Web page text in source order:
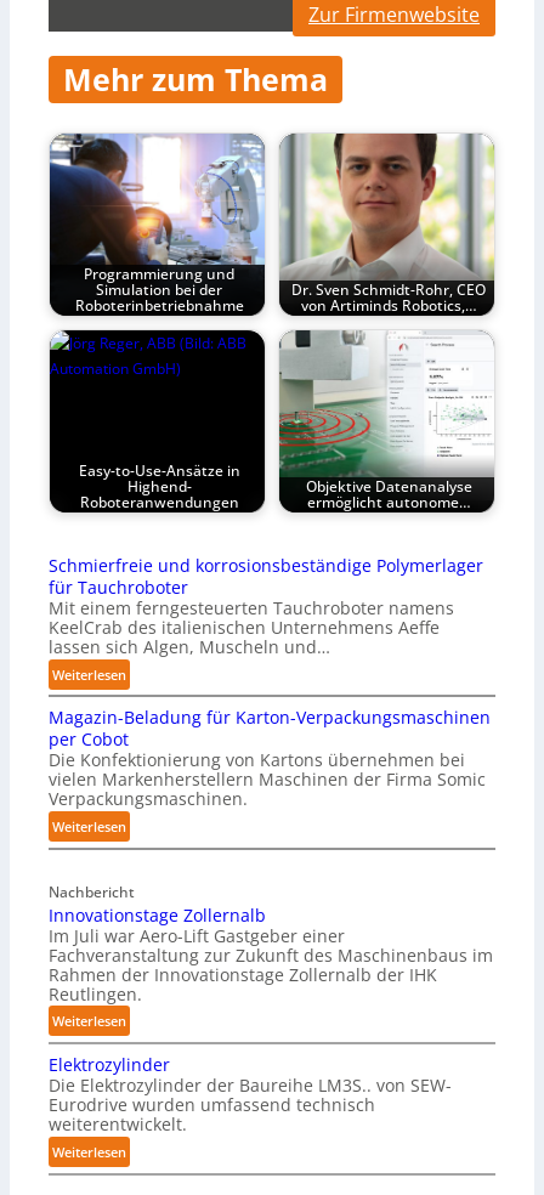
Zur Firmenwebsite
Mehr zum Thema
Programmierung und
Simulation bei der
Roboterinbetriebnahme
Dr. Sven Schmidt-Rohr, CEO
von Artiminds Robotics,…
Easy-to-Use-Ansätze in
Highend-
Roboteranwendungen
Objektive Datenanalyse
ermöglicht autonome…
Schmierfreie und korrosionsbeständige Polymerlager
für Tauchroboter
Mit einem ferngesteuerten Tauchroboter namens
KeelCrab des italienischen Unternehmens Aeffe
lassen sich Algen, Muscheln und…
Weiterlesen:
S
c
h
m
i
e
r
e
i
e
u
n
d
k
o
r
r
o
s
i
Magazin-Beladung für Karton-Verpackungsmaschinen
per Cobot
Die Konfektionierung von Kartons übernehmen bei
vielen Markenherstellern Maschinen der Firma Somic
Verpackungsmaschinen.
Weiterlesen:
M
g
a
z
n
-
B
e
l
a
d
n
Nachbericht
Innovationstage Zollernalb
Im Juli war Aero-Lift Gastgeber einer
Fachveranstaltung zur Zukunft des Maschinenbaus im
Rahmen der Innovationstage Zollernalb der IHK
Reutlingen.
Weiterlesen:
I
n
n
o
v
a
t
Elektrozylinder
Die Elektrozylinder der Baureihe LM3S.. von SEW-
Eurodrive wurden umfassend technisch
weiterentwickelt.
Weiterlesen:
E